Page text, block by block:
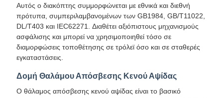
Αυτός ο διακόπτης συμμορφώνεται με εθνικά και διεθνή
πρότυπα, συμπεριλαμβανομένων των GB1984, GB/T11022,
DL/T403 και IEC62271. Διαθέτει αξιόπιστους μηχανισμούς
ασφάλισης και μπορεί να χρησιμοποιηθεί τόσο σε
διαμορφώσεις τοποθέτησης σε τρόλεϊ όσο και σε σταθερές
εγκαταστάσεις.
Δομή Θαλάμου Απόσβεσης Κενού Αψίδας
Ο θάλαμος απόσβεσης κενού αψίδας είναι το βασικό